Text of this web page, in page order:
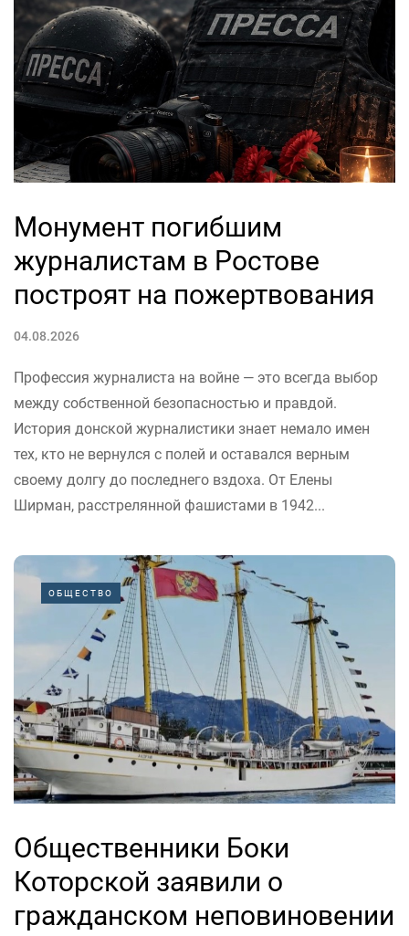
Монумент погибшим
журналистам в Ростове
построят на пожертвования
04.08.2026
Профессия журналиста на войне — это всегда выбор
между собственной безопасностью и правдой.
История донской журналистики знает немало имен
тех, кто не вернулся с полей и оставался верным
своему долгу до последнего вздоха. От Елены
Ширман, расстрелянной фашистами в 1942...
ОБЩЕСТВО
Общественники Боки
Которской заявили о
гражданском неповиновении